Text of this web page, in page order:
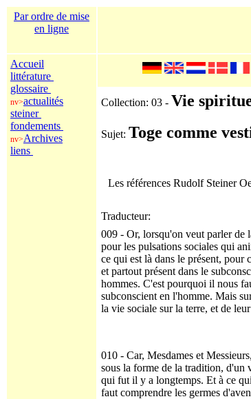
Par ordre de mise
en ligne
Accueil
littérature
glossaire
nv>actualités
steiner
fondements
nv>Archives
liens
Collection: 03 - Vie
Sujet: Toge comme
Les références Rudolf Steiner
Traducteur:
009 - Or, lorsqu'on veut parler de
pour les pulsations sociales qui
ce qui est là dans le présent,
et partout présent dans le
hommes. C'est pourquoi il nous
subconscient en l'homme. Mais
la vie sociale sur la terre, et de
010 - Car, Mesdames et
sous la forme de la tradition, d'un
qui fut il y a longtemps. Et à ce
faut comprendre les germes